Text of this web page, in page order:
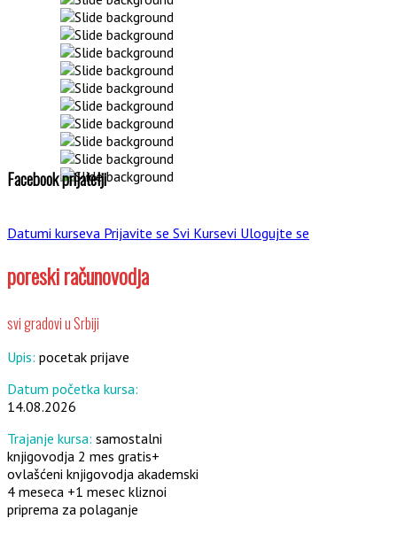
Facebook prijatelji
Datumi kurseva Prijavite se Svi Kursevi Ulogujte se
poreski računovodja
svi gradovi u Srbiji
Upis: pocetak prijave
Datum početka kursa:
14.08.2026
Trajanje kursa: samostalni
knjigovodja 2 mes gratis+
ovlašćeni knjigovodja akademski
4 meseca +1 mesec kliznoi
priprema za polaganje